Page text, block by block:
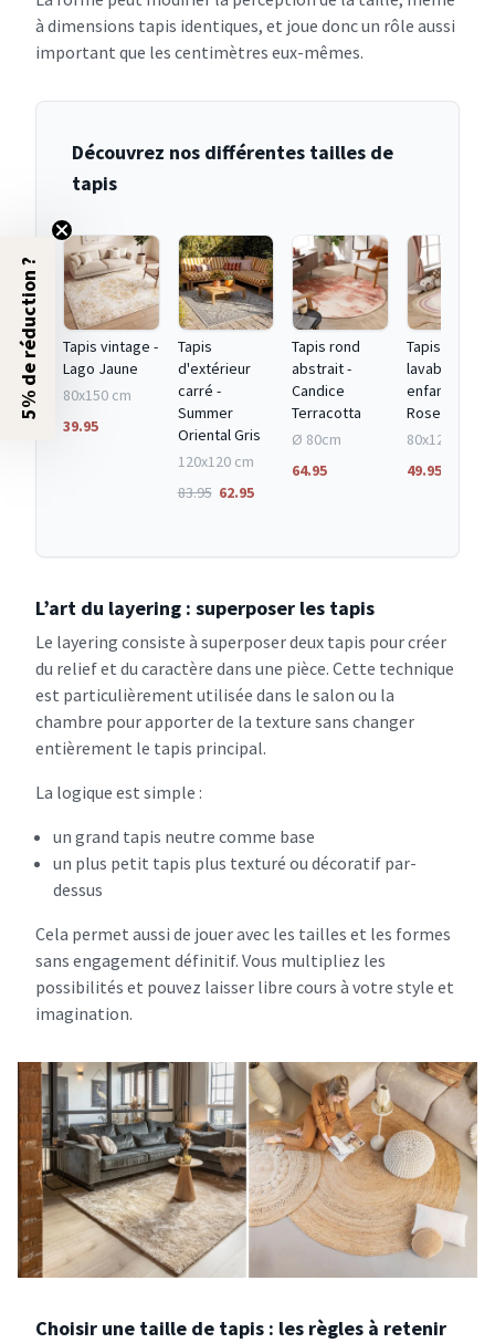
à dimensions tapis identiques, et joue donc un rôle aussi
important que les centimètres eux-mêmes.
Découvrez nos différentes tailles de
tapis
Tapis vintage -
Lago Jaune
80x150 cm
39.95
Tapis
d'extérieur
carré -
Summer
Oriental Gris
120x120 cm
83.95 62.95
Tapis rond
abstrait -
Candice
Terracotta
Ø 80cm
64.95
Tapis ovale
lavable pour
enfant - Milo
Rose
80x120 cm
49.95
L’art du layering : superposer les tapis
Le layering consiste à superposer deux tapis pour créer
du relief et du caractère dans une pièce. Cette technique
est particulièrement utilisée dans le salon ou la
chambre pour apporter de la texture sans changer
entièrement le tapis principal.
La logique est simple :
un grand tapis neutre comme base
un plus petit tapis plus texturé ou décoratif par-
dessus
Cela permet aussi de jouer avec les tailles et les formes
sans engagement définitif. Vous multipliez les
possibilités et pouvez laisser libre cours à votre style et
imagination.
Choisir une taille de tapis : les règles à retenir
5% de réduction ?